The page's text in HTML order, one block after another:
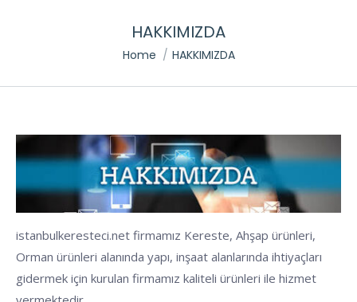
HAKKIMIZDA
You are here:
Home HAKKIMIZDA
istanbulkeresteci.net firmamız Kereste, Ahşap ürünleri,
Orman ürünleri alanında yapı, inşaat alanlarında ihtiyaçları
gidermek için kurulan firmamız kaliteli ürünleri ile hizmet